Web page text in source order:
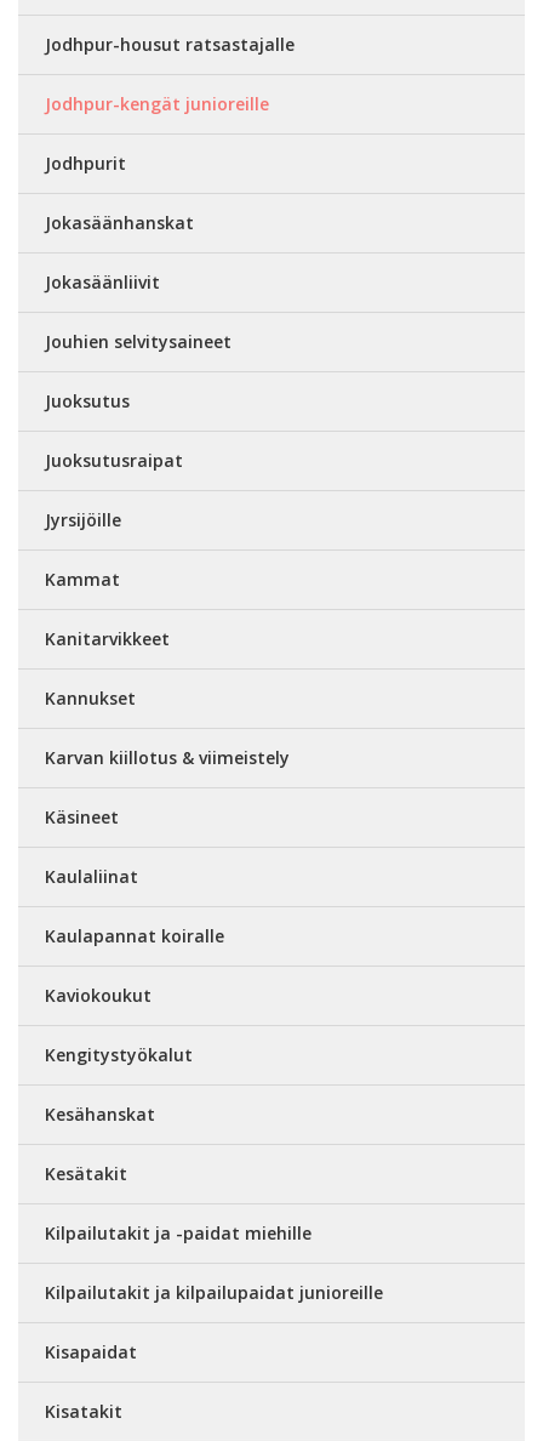
Jodhpur-housut ratsastajalle
Jodhpur-kengät junioreille
Jodhpurit
Jokasäänhanskat
Jokasäänliivit
Jouhien selvitysaineet
Juoksutus
Juoksutusraipat
Jyrsijöille
Kammat
Kanitarvikkeet
Kannukset
Karvan kiillotus & viimeistely
Käsineet
Kaulaliinat
Kaulapannat koiralle
Kaviokoukut
Kengitystyökalut
Kesähanskat
Kesätakit
Kilpailutakit ja -paidat miehille
Kilpailutakit ja kilpailupaidat junioreille
Kisapaidat
Kisatakit